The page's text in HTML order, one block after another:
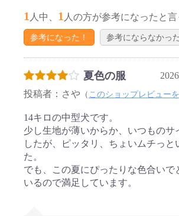
1 人中、 1 人の方が参考になったと言
参考になった！ 参考にならなかった
夏色の服
投稿者：さや （ このショップレビュー
14キロの中型犬です。
少し生地が薄いからか、いつものサ
したが、ピッタリ、ちょいムチっと
た。
でも、この夏にぴったりな色合いで
いるので満足しています。